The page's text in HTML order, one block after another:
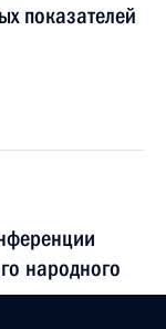
показателей
народного